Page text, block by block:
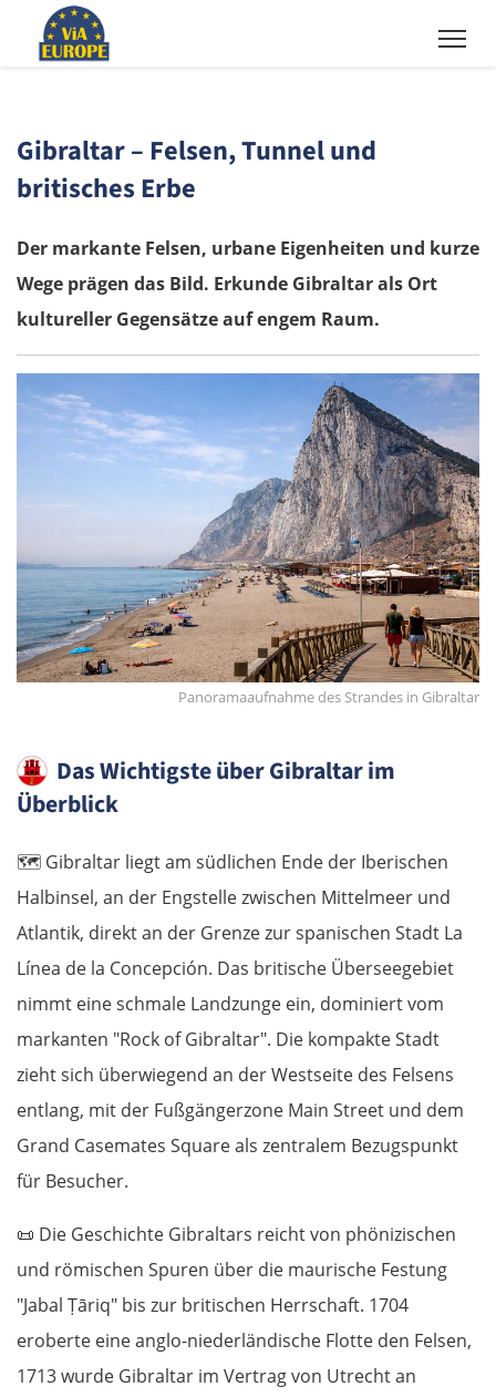
Gibraltar – Felsen, Tunnel und
britisches Erbe
Der markante Felsen, urbane Eigenheiten und kurze
Wege prägen das Bild. Erkunde Gibraltar als Ort
kultureller Gegensätze auf engem Raum.
Panoramaaufnahme des Strandes in Gibraltar
Das Wichtigste über Gibraltar im
Überblick
🗺️ Gibraltar liegt am südlichen Ende der Iberischen
Halbinsel, an der Engstelle zwischen Mittelmeer und
Atlantik, direkt an der Grenze zur spanischen Stadt La
Línea de la Concepción. Das britische Überseegebiet
nimmt eine schmale Landzunge ein, dominiert vom
markanten "Rock of Gibraltar". Die kompakte Stadt
zieht sich überwiegend an der Westseite des Felsens
entlang, mit der Fußgängerzone Main Street und dem
Grand Casemates Square als zentralem Bezugspunkt
für Besucher.
📜 Die Geschichte Gibraltars reicht von phönizischen
und römischen Spuren über die maurische Festung
"Jabal Ṭāriq" bis zur britischen Herrschaft. 1704
eroberte eine anglo-niederländische Flotte den Felsen,
1713 wurde Gibraltar im Vertrag von Utrecht an